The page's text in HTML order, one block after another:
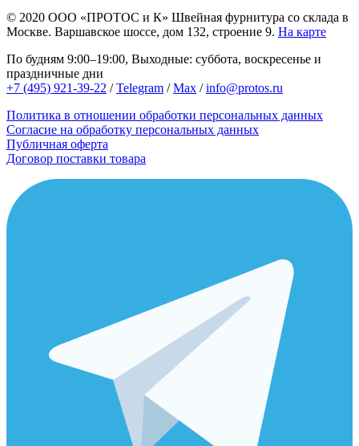
© 2020 ООО «ПРОТОС и К» Швейная фурнитура со склада в
Москве. Варшавское шоссе, дом 132, строение 9. На карте
По будням 9:00–19:00, Выходные: суббота, воскресенье и
праздничные дни
+7 (495) 921-39-22 /Telegram /Max /info@protos.ru
Политика в отношении обработки персональных данных
Согласие на обработку персональных данных
Публичная оферта
Договор поставки товара